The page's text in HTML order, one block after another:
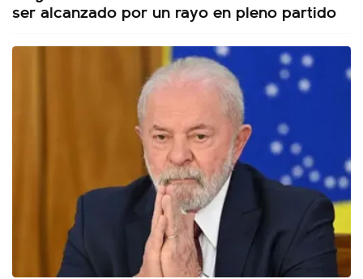
ser alcanzado por un rayo en pleno partido